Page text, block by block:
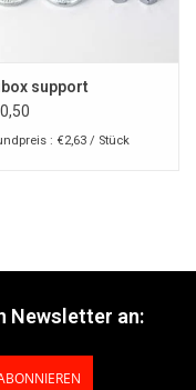
support
: €2,63 / Stück
Newsletter an: